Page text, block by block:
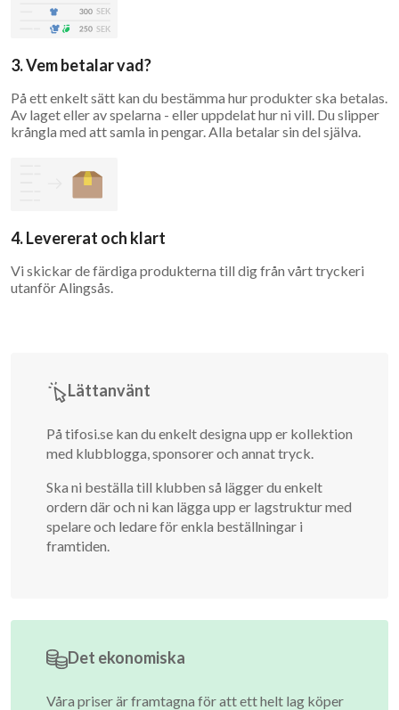
3. Vem betalar vad?
På ett enkelt sätt kan du bestämma hur produkter ska betalas.
Av laget eller av spelarna - eller uppdelat hur ni vill. Du slipper
krångla med att samla in pengar. Alla betalar sin del själva.
4. Levererat och klart
Vi skickar de färdiga produkterna till dig från vårt tryckeri
utanför Alingsås.
Lättanvänt
På tifosi.se kan du enkelt designa upp er kollektion
med klubblogga, sponsorer och annat tryck.
Ska ni beställa till klubben så lägger du enkelt
ordern där och ni kan lägga upp er lagstruktur med
spelare och ledare för enkla beställningar i
framtiden.
Det ekonomiska
Våra priser är framtagna för att ett helt lag köper